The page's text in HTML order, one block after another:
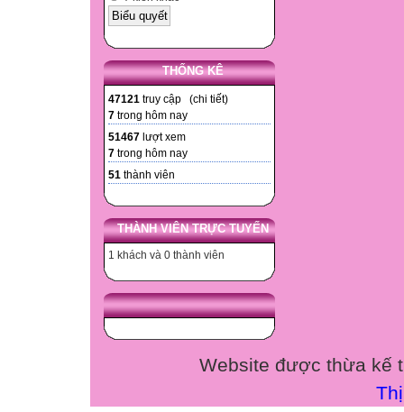
THỐNG KÊ
47121 truy cập (chi tiết)
7 trong hôm nay
51467 lượt xem
7 trong hôm nay
51 thành viên
THÀNH VIÊN TRỰC TUYẾN
1 khách và 0 thành viên
Website được thừa kế